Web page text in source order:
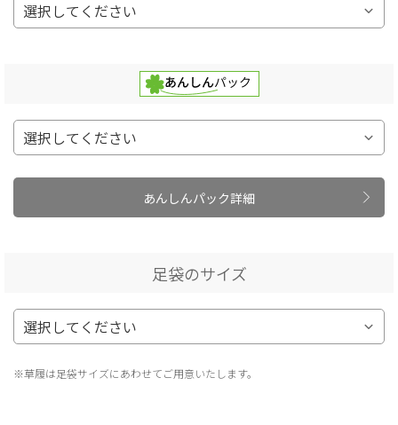
あんしんパック詳細
足袋のサイズ
※草履は足袋サイズにあわせてご用意いたします。